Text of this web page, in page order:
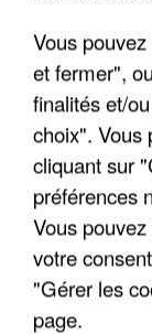
LES
Vous
et fermer",
finalités et/
choix". Vous
cliquant sur
préférences
Vous
votre
"Gérer les
page.